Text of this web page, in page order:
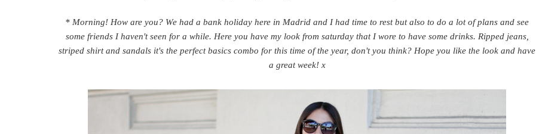
* Morning! How are you? We had a bank holiday here in Madrid and I had time to rest but also to do a lot of plans and see
some friends I haven't seen for a while. Here you have my look from saturday that I wore to have some drinks. Ripped jeans,
striped shirt and sandals it's the perfect basics combo for this time of the year, don't you think? Hope you like the look and have
a great week! x